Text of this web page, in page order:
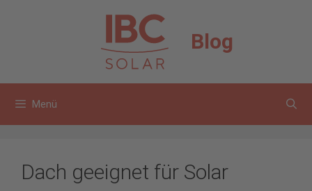
Blog
Menü
Dach geeignet für Solar